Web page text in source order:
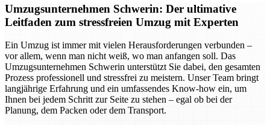
Umzugsunternehmen Schwerin: Der ultimative
Leitfaden zum stressfreien Umzug mit Experten
Ein Umzug ist immer mit vielen Herausforderungen verbunden –
vor allem, wenn man nicht weiß, wo man anfangen soll. Das
Umzugsunternehmen Schwerin unterstützt Sie dabei, den gesamten
Prozess professionell und stressfrei zu meistern. Unser Team bringt
langjährige Erfahrung und ein umfassendes Know-how ein, um
Ihnen bei jedem Schritt zur Seite zu stehen – egal ob bei der
Planung, dem Packen oder dem Transport.